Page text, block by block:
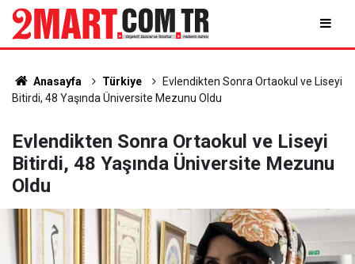
Anasayfa Türkiye
Evlendikten Sonra Ortaokul ve Liseyi
Bitirdi, 48 Yaşında Üniversite Mezunu Oldu
Evlendikten Sonra Ortaokul ve Liseyi
Bitirdi, 48 Yaşında Üniversite Mezunu
Oldu